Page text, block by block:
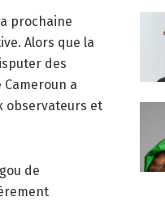
prochaine
Alors que la
des
a
observateurs et
de